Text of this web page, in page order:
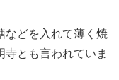
などを入れて薄く焼
寺とも言われていま